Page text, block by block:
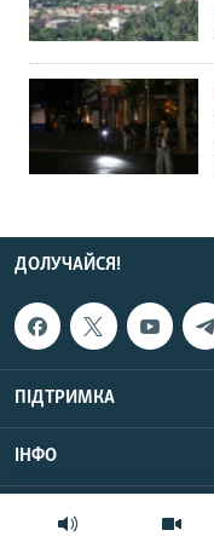
ДОЛУЧАЙСЯ!
ПІДТРИМКА
ІНФО
©